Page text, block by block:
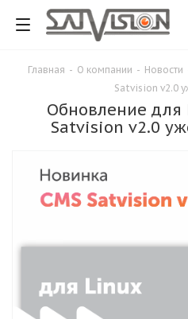
Главная - О компании - Новости
Satvision v2.0
Обновление для
Satvision v2.0